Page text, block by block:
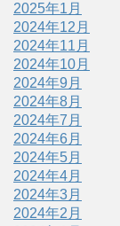
2025年1月
2024年12月
2024年11月
2024年10月
2024年9月
2024年8月
2024年7月
2024年6月
2024年5月
2024年4月
2024年3月
2024年2月